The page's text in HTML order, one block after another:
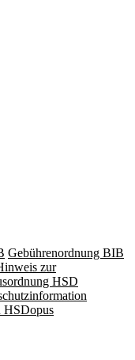
Gebührenordnung BIB
zur
HSD
HSDopus